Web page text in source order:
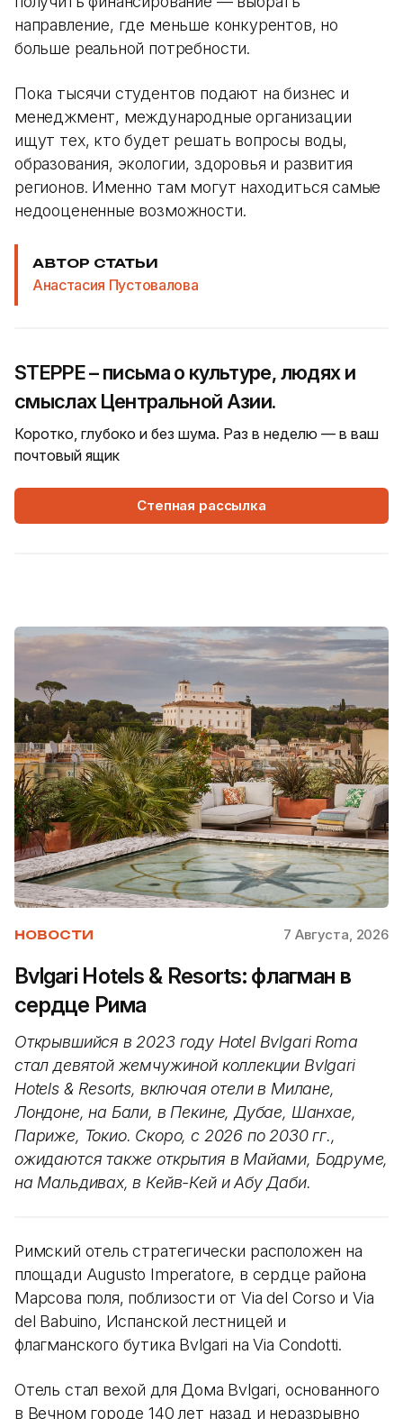
направление, где меньше конкурентов, но
больше реальной потребности.
Пока тысячи студентов подают на бизнес и
менеджмент, международные организации
ищут тех, кто будет решать вопросы воды,
образования, экологии, здоровья и развития
регионов. Именно там могут находиться самые
недооцененные возможности.
АВТОР СТАТЬИ
Анастасия Пустовалова
STEPPE – письма о культуре, людях и
смыслах Центральной Азии.
Коротко, глубоко и без шума. Раз в неделю — в ваш
почтовый ящик
Степная рассылка
НОВОСТИ 7 Августа, 2026
Bvlgari Hotels & Resorts: флагман в
сердце Рима
Открывшийся в 2023 году Hotel Bvlgari Roma
стал девятой жемчужиной коллекции Bvlgari
Hotels & Resorts, включая отели в Милане,
Лондоне, на Бали, в Пекине, Дубае, Шанхае,
Париже, Токио. Скоро, с 2026 по 2030 гг.,
ожидаются также открытия в Майами, Бодруме,
на Мальдивах, в Кейв-Кей и Абу Даби.
Римский отель стратегически расположен на
площади Augusto Imperatore, в сердце района
Марсова поля, поблизости от Via del Corso и Via
del Babuino, Испанской лестницей и
флагманского бутика Bvlgari на Via Condotti.
Отель стал вехой для Дома Bvlgari, основанного
в Вечном городе 140 лет назад и неразрывно